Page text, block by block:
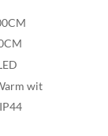
wit